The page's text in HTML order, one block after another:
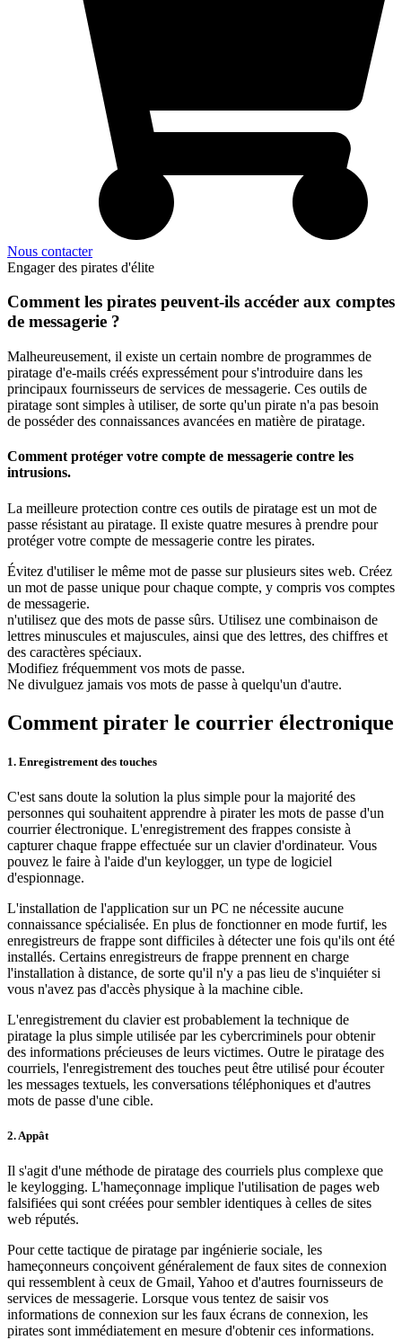
Nous contacter
Comment les pirates peuvent-ils accéder aux comptes
de messagerie ?
Malheureusement, il existe un certain nombre de programmes de
piratage d'e-mails créés expressément pour s'introduire dans les
principaux fournisseurs de services de messagerie. Ces outils de
piratage sont simples à utiliser, de sorte qu'un pirate n'a pas besoin
de posséder des connaissances avancées en matière de piratage.
Comment protéger votre compte de messagerie contre les
intrusions.
La meilleure protection contre ces outils de piratage est un mot de
passe résistant au piratage. Il existe quatre mesures à prendre pour
protéger votre compte de messagerie contre les pirates.
Évitez d'utiliser le même mot de passe sur plusieurs sites web. Créez
un mot de passe unique pour chaque compte, y compris vos comptes
de messagerie.
n'utilisez que des mots de passe sûrs. Utilisez une combinaison de
lettres minuscules et majuscules, ainsi que des lettres, des chiffres et
des caractères spéciaux.
Modifiez fréquemment vos mots de passe.
Ne divulguez jamais vos mots de passe à quelqu'un d'autre.
Comment pirater le courrier électronique
1. Enregistrement des touches
C'est sans doute la solution la plus simple pour la majorité des
personnes qui souhaitent apprendre à pirater les mots de passe d'un
courrier électronique. L'enregistrement des frappes consiste à
capturer chaque frappe effectuée sur un clavier d'ordinateur. Vous
pouvez le faire à l'aide d'un keylogger, un type de logiciel
d'espionnage.
L'installation de l'application sur un PC ne nécessite aucune
connaissance spécialisée. En plus de fonctionner en mode furtif, les
enregistreurs de frappe sont difficiles à détecter une fois qu'ils ont été
installés. Certains enregistreurs de frappe prennent en charge
l'installation à distance, de sorte qu'il n'y a pas lieu de s'inquiéter si
vous n'avez pas d'accès physique à la machine cible.
L'enregistrement du clavier est probablement la technique de
piratage la plus simple utilisée par les cybercriminels pour obtenir
des informations précieuses de leurs victimes. Outre le piratage des
courriels, l'enregistrement des touches peut être utilisé pour écouter
les messages textuels, les conversations téléphoniques et d'autres
mots de passe d'une cible.
2. Appât
Il s'agit d'une méthode de piratage des courriels plus complexe que
le keylogging. L'hameçonnage implique l'utilisation de pages web
falsifiées qui sont créées pour sembler identiques à celles de sites
web réputés.
Pour cette tactique de piratage par ingénierie sociale, les
hameçonneurs conçoivent généralement de faux sites de connexion
qui ressemblent à ceux de Gmail, Yahoo et d'autres fournisseurs de
services de messagerie. Lorsque vous tentez de saisir vos
informations de connexion sur les faux écrans de connexion, les
pirates sont immédiatement en mesure d'obtenir ces informations.